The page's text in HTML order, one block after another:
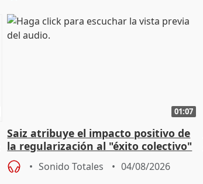
01:07
Saiz atribuye el impacto positivo de
la regularización al "éxito colectivo"
del Gobierno
Sonido Totales 04/08/2026